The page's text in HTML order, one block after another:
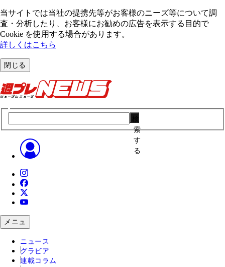
当サイトでは当社の提携先等がお客様のニーズ等について調
査・分析したり、お客様にお勧めの広告を表⽰する⽬的で
Cookie を使⽤する場合があります。
詳しくはこちら
閉じる
索
す
る
メニュ
ニュース
グラビア
連載コラム